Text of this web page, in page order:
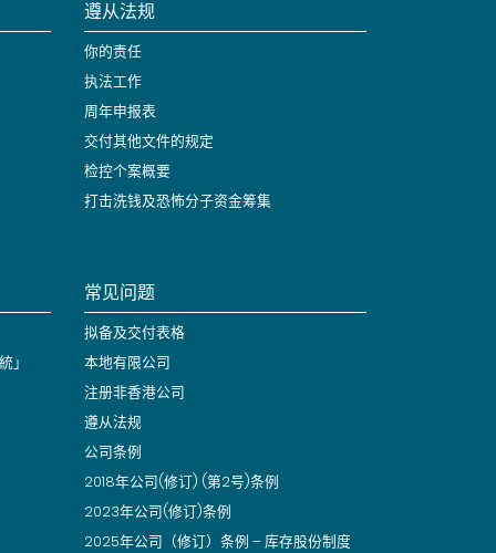
」
遵从法规
你的责任
执法工作
周年申报表
交付其他文件的规定
检控个案概要
打击洗钱及恐怖分子资金筹集
常见问题
拟备及交付表格
本地有限公司
注册非香港公司
遵从法规
公司条例
2018年公司(修订) (第2号)条例
2023年公司(修订)条例
2025年公司（修订）条例 – 库存股份制度